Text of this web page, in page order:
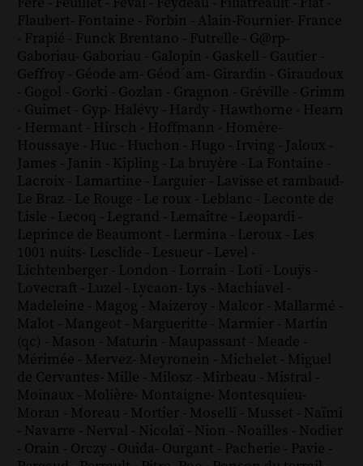
Flaubert- Fontaine - Forbin - Alain-Fournier- France
- Frapié - Funck Brentano - Futrelle - G@rp-
Gaboriau- Gaboriau - Galopin - Gaskell - Gautier -
Geffroy - Géode am- Géod´am- Girardin - Giraudoux
- Gogol - Gorki - Gozlan - Gragnon - Gréville - Grimm
- Guimet - Gyp- Halévy - Hardy - Hawthorne - Hearn
- Hermant - Hirsch - Hoffmann - Homère-
Houssaye - Huc - Huchon - Hugo - Irving - Jaloux -
James - Janin - Kipling - La bruyère - La Fontaine -
Lacroix - Lamartine - Larguier - Lavisse et rambaud-
Le Braz - Le Rouge - Le roux - Leblanc - Leconte de
Lisle - Lecoq - Legrand - Lemaître - Leopardi -
Leprince de Beaumont - Lermina - Leroux - Les
1001 nuits- Lesclide - Lesueur - Level -
Lichtenberger - London - Lorrain - Loti - Louÿs -
Lovecraft - Luzel - Lycaon- Lys - Machiavel -
Madeleine - Magog - Maizeroy - Malcor - Mallarmé -
Malot - Mangeot - Margueritte - Marmier - Martin
(qc) - Mason - Maturin - Maupassant - Meade -
Mérimée - Mervez- Meyronein - Michelet - Miguel
de Cervantes- Mille - Milosz - Mirbeau - Mistral -
Moinaux - Molière- Montaigne- Montesquieu-
Moran - Moreau - Mortier - Moselli - Musset - Naïmi
- Navarre - Nerval - Nicolaï - Nion - Noailles - Nodier
- Orain - Orczy - Ouida- Ourgant - Pacherie - Pavie -